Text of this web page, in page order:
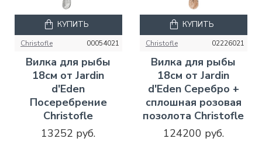
Christofle 00054021
Вилка для рыбы
18см от Jardin
d'Eden
Посеребрение
Christofle
13252 руб.
КУПИТЬ
Christofle 02226021
Вилка для рыбы
18см от Jardin
d'Eden Серебро +
сплошная розовая
позолота Christofle
124200 руб.
КУПИТЬ